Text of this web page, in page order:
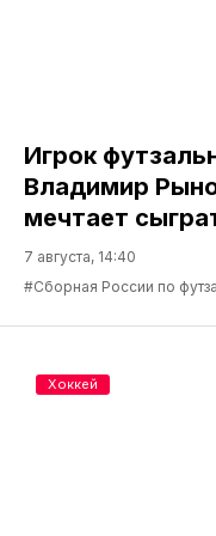
Игрок
Владимир
мечтает
7 августа, 14:40
#Сборная России по
Хоккей